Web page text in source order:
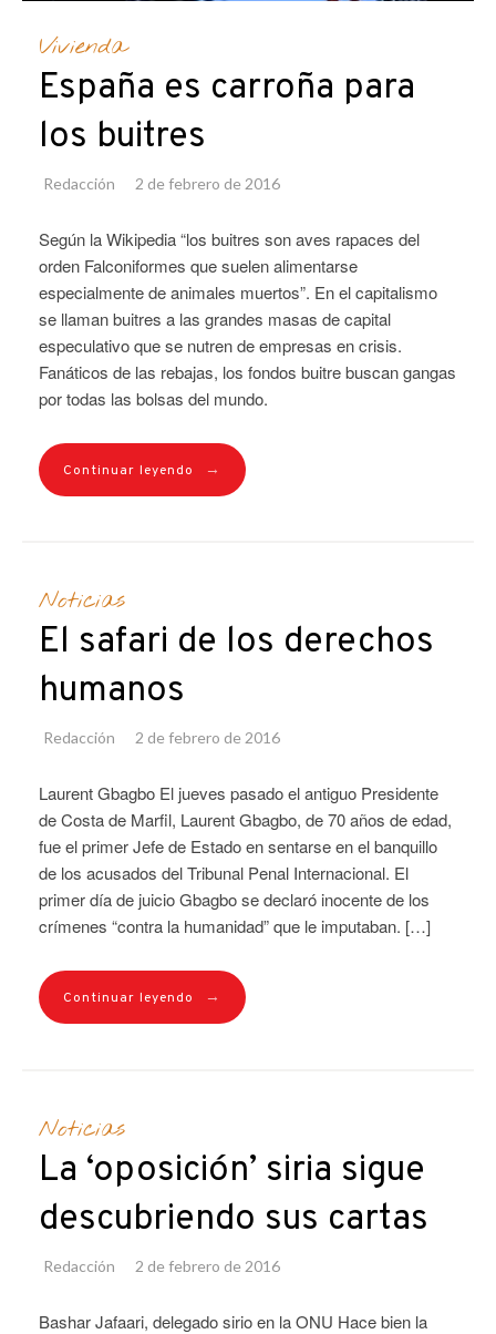
Vivienda
España es carroña para
los buitres
Redacción 2 de febrero de 2016
Según la Wikipedia “los buitres son aves rapaces del
orden Falconiformes que suelen alimentarse
especialmente de animales muertos”. En el capitalismo
se llaman buitres a las grandes masas de capital
especulativo que se nutren de empresas en crisis.
Fanáticos de las rebajas, los fondos buitre buscan gangas
por todas las bolsas del mundo.
Continuar leyendo →
Noticias
El safari de los derechos
humanos
Redacción 2 de febrero de 2016
Laurent Gbagbo El jueves pasado el antiguo Presidente
de Costa de Marfil, Laurent Gbagbo, de 70 años de edad,
fue el primer Jefe de Estado en sentarse en el banquillo
de los acusados del Tribunal Penal Internacional. El
primer día de juicio Gbagbo se declaró inocente de los
crímenes “contra la humanidad” que le imputaban. […]
Continuar leyendo →
Noticias
La ‘oposición’ siria sigue
descubriendo sus cartas
Redacción 2 de febrero de 2016
Bashar Jafaari, delegado sirio en la ONU Hace bien la